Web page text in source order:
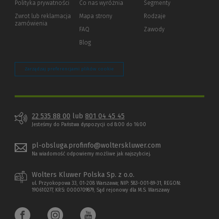
Polityka prywatności (Nowe
(Link
innej
Zwrot lub reklamacja
zamówienia
Co nas wyróżnia
Mapa strony
FAQ
Blog
Segmenty
Rodzaje
Zawody
Zarządzaj preferencjami plików cookie
22 535 88 00 lub 801 04 45 45
Jesteśmy do Państwa dyspozycji od 8:00 do 16:00
pl-obsluga.profinfo@wolterskluwer.com
Na wiadomość odpowiemy możliwe jak najszybciej.
Wolters Kluwer Polska Sp. z o.o.
ul. Przyokopowa 33, 01-208 Warszawa; NIP: 583-001-89-31, REGON:
190610277, KRS: 0000709879, Sąd rejonowy dla M.S. Warszawy